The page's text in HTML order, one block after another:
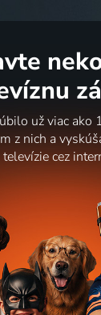
už viac ako
z nich a
televízie cez